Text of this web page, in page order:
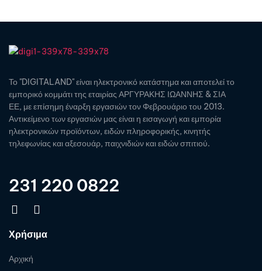
Το "DIGITALAND" είναι ηλεκτρονικό κατάστημα και αποτελεί το
εμπορικό κομμάτι της εταιρίας ΑΡΓΥΡΑΚΗΣ ΙΩΑΝΝΗΣ & ΣΙΑ
ΕΕ, με επίσημη έναρξη εργασιών τον Φεβρουάριο του 2013.
Αντικείμενο των εργασιών μας είναι η εισαγωγή και εμπορία
ηλεκτρονικών προϊόντων, ειδών πληροφορικής, κινητής
τηλεφωνίας και αξεσουάρ, παιχνιδιών και ειδών σπιτιού.
231 220 0822
Χρήσιμα
Αρχική